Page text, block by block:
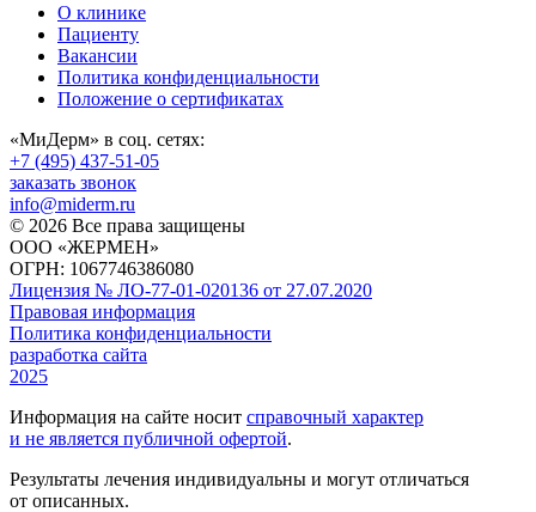
О клинике
Пациенту
Вакансии
Политика конфиденциальности
Положение о сертификатах
«МиДерм» в соц. сетях:
+7 (495) 437-51-05
заказать звонок
info@miderm.ru
© 2026 Все права защищены
ООО «ЖЕРМЕН»
ОГРН: 1067746386080
Лицензия № ЛО-77-01-020136 от 27.07.2020
Правовая информация
Политика конфиденциальности
разработка сайта
2025
Информация на сайте носит справочный характер
и не является публичной офертой.
Результаты лечения индивидуальны и могут отличаться
от описанных.